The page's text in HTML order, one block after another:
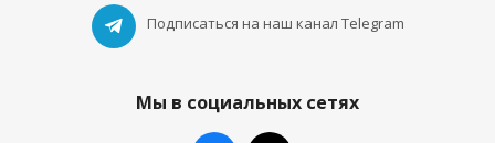
Подписаться на наш канал Telegram
Мы в социальных сетях